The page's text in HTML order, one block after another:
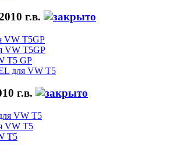
г.в.
VW T5GP
VW T5GP
T5 GP
для VW T5
г.в.
VW T5
VW T5
T5